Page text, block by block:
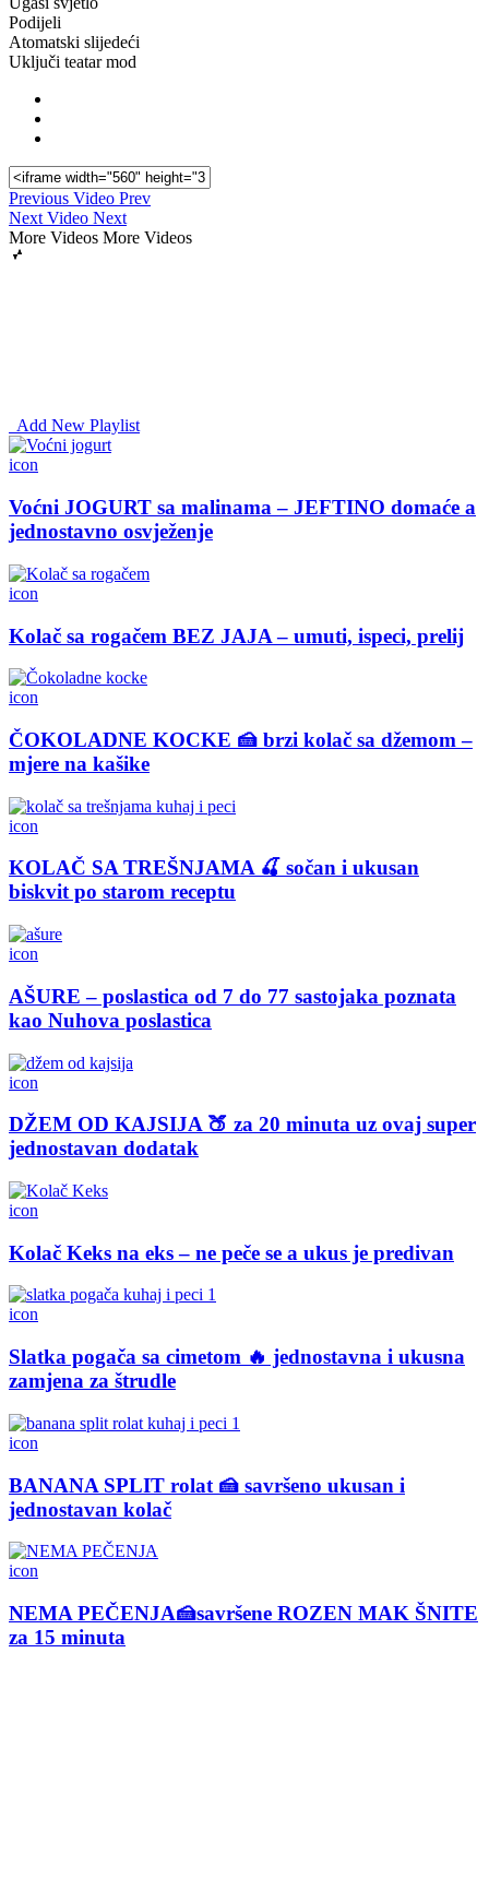
Podijeli
Atomatski slijedeći
Uključi teatar mod
Previous Video Prev
Next Video Next
More Videos More Videos
Add New Playlist
icon
Voćni JOGURT sa malinama – JEFTINO domaće a
jednostavno osvježenje
icon
Kolač sa rogačem BEZ JAJA – umuti, ispeci, prelij
icon
ČOKOLADNE KOCKE 🍰 brzi kolač sa džemom –
mjere na kašike
icon
KOLAČ SA TREŠNJAMA 🍒 sočan i ukusan
biskvit po starom receptu
icon
AŠURE – poslastica od 7 do 77 sastojaka poznata
kao Nuhova poslastica
icon
DŽEM OD KAJSIJA 🍑 za 20 minuta uz ovaj super
jednostavan dodatak
icon
Kolač Keks na eks – ne peče se a ukus je predivan
icon
Slatka pogača sa cimetom 🔥 jednostavna i ukusna
zamjena za štrudle
icon
BANANA SPLIT rolat 🍰 savršeno ukusan i
jednostavan kolač
icon
NEMA PEČENJA🍰savršene ROZEN MAK ŠNITE
za 15 minuta